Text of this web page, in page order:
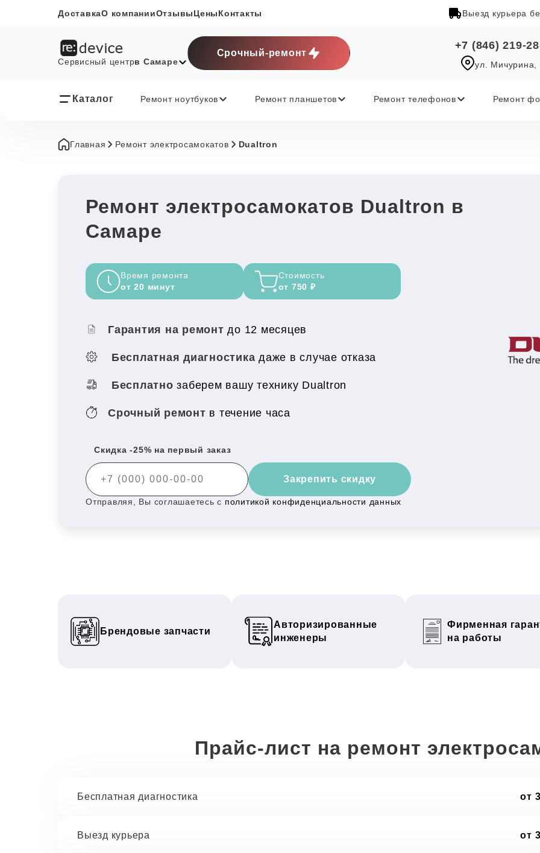
ДоставкаО компанииОтзывыЦеныКонтакты Выезд курьера
Сервисный центрв Самаре
Срочный-ремонт
+7 (846) 219-
ул. Мичурина,
Каталог Ремонт ноутбуков Ремонт планшетов Ремонт телефонов Ремонт
Главная Ремонт электросамокатов Dualtron
Ремонт электросамокатов Dualtron в
Самаре
Время ремонта
от 20 минут
Стоимость
от 750 ₽
Гарантия на ремонтдо 12 месяцев
Бесплатная диагностика даже в случае отказа
Бесплатно заберем вашу технику Dualtron
Срочный ремонт в течение часа
Скидка -25% на первый заказ
Закрепить скидку
Отправляя, Вы соглашаетесь с политикой конфиденциальности данных
Брендовые запчасти
Авторизированные
инженеры
Фирменная
на работы
Прайс-лист на ремонт
Бесплатная диагностика от
Выезд курьера от